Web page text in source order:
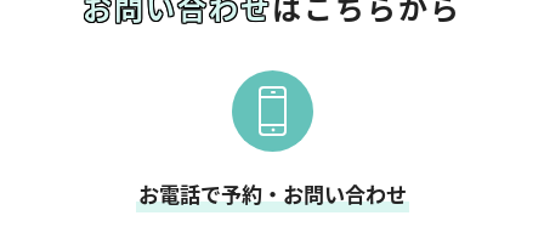
お電話で予約・お問い合わせ